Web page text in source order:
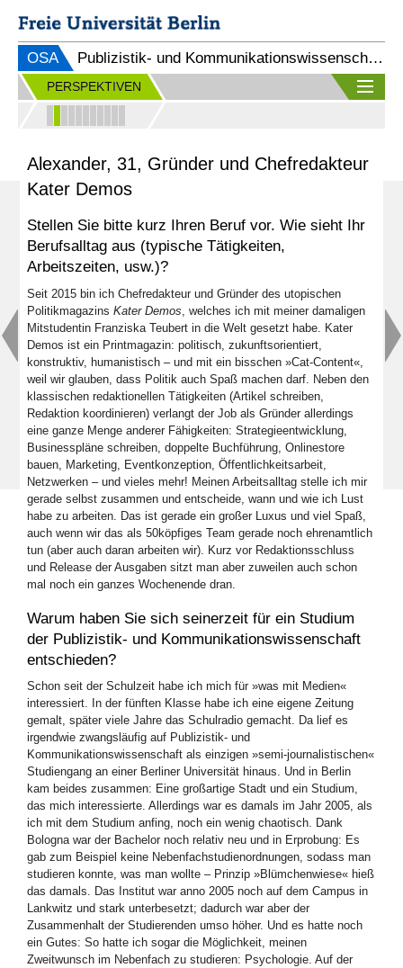
OSA Publizistik- und Kommunikationswissenschaft (B.A.)
PERSPEKTIVEN
Alexander, 31, Gründer und Chefredakteur
Kater Demos
Stellen Sie bitte kurz Ihren Beruf vor. Wie sieht Ihr
Berufsalltag aus (typische Tätigkeiten,
Arbeitszeiten, usw.)?
Seit 2015 bin ich Chefredakteur und Gründer des utopischen
Politikmagazins Kater Demos , welches ich mit meiner damaligen
Mitstudentin Franziska Teubert in die Welt gesetzt habe. Kater
Demos ist ein Printmagazin: politisch, zukunftsorientiert,
konstruktiv, humanistisch – und mit ein bisschen »Cat-Content«,
weil wir glauben, dass Politik auch Spaß machen darf. Neben den
klassischen redaktionellen Tätigkeiten (Artikel schreiben,
Redaktion koordinieren) verlangt der Job als Gründer allerdings
eine ganze Menge anderer Fähigkeiten: Strategieentwicklung,
Businesspläne schreiben, doppelte Buchführung, Onlinestore
bauen, Marketing, Eventkonzeption, Öffentlichkeitsarbeit,
Netzwerken – und vieles mehr! Meinen Arbeitsalltag stelle ich mir
gerade selbst zusammen und entscheide, wann und wie ich Lust
habe zu arbeiten. Das ist gerade ein großer Luxus und viel Spaß,
auch wenn wir das als 50köpfiges Team gerade noch ehrenamtlich
tun (aber auch daran arbeiten wir). Kurz vor Redaktionsschluss
und Release der Ausgaben sitzt man aber zuweilen auch schon
mal noch ein ganzes Wochenende dran.
Warum haben Sie sich seinerzeit für ein Studium
der Publizistik- und Kommunikationswissenschaft
entschieden?
Schon seit der Schulzeit habe ich mich für »was mit Medien«
interessiert. In der fünften Klasse habe ich eine eigene Zeitung
gemalt, später viele Jahre das Schulradio gemacht. Da lief es
irgendwie zwangsläufig auf Publizistik- und
Kommunikationswissenschaft als einzigen »semi-journalistischen«
Studiengang an einer Berliner Universität hinaus. Und in Berlin
kam beides zusammen: Eine großartige Stadt und ein Studium,
das mich interessierte. Allerdings war es damals im Jahr 2005, als
ich mit dem Studium anfing, noch ein wenig chaotisch. Dank
Bologna war der Bachelor noch relativ neu und in Erprobung: Es
gab zum Beispiel keine Nebenfachstudienordnungen, sodass man
studieren konnte, was man wollte – Prinzip »Blümchenwiese« hieß
das damals. Das Institut war anno 2005 noch auf dem Campus in
Lankwitz und stark unterbesetzt; dadurch war aber der
Zusammenhalt der Studierenden umso höher. Und es hatte noch
ein Gutes: So hatte ich sogar die Möglichkeit, meinen
Zweitwunsch im Nebenfach zu studieren: Psychologie. Auf der